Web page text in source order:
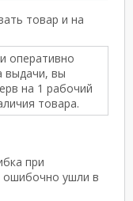
товар и на
оперативно
выдачи, вы
на 1 рабочий
товара.
при
ошибочно ушли в